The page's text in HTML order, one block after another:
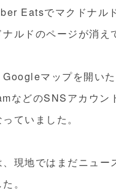
Eatsでマクドナル
ルドのページが消え
Googleマップを開い
などのSNSアカウ
ていました。
現地ではまだニュー
。